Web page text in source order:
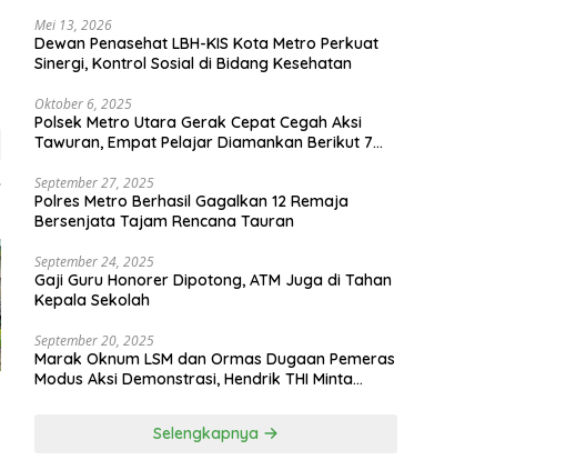
Mei 13, 2026
Dewan Penasehat LBH-KIS Kota Metro Perkuat
Sinergi, Kontrol Sosial di Bidang Kesehatan
Oktober 6, 2025
Polsek Metro Utara Gerak Cepat Cegah Aksi
Tawuran, Empat Pelajar Diamankan Berikut 7
September 27, 2025
Polres Metro Berhasil Gagalkan 12 Remaja
Bersenjata Tajam Rencana Tauran
September 24, 2025
Gaji Guru Honorer Dipotong, ATM Juga di Tahan
Kepala Sekolah
September 20, 2025
Marak Oknum LSM dan Ormas Dugaan Pemeras
Modus Aksi Demonstrasi, Hendrik THI Minta
Selengkapnya